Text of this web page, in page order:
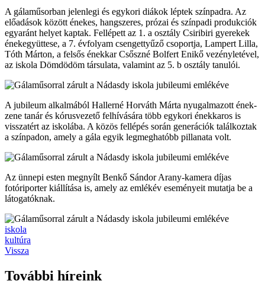
A gálaműsorban jelenlegi és egykori diákok léptek színpadra. Az
előadások között énekes, hangszeres, prózai és színpadi produkciók
egyaránt helyet kaptak. Fellépett az 1. a osztály Csiribiri gyerekek
énekegyüttese, a 7. évfolyam csengettyűző csoportja, Lampert Lilla,
Tóth Márton, a felsős énekkar Csőszné Bolfert Enikő vezényletével,
az iskola Dömdödöm társulata, valamint az 5. b osztály tanulói.
A jubileum alkalmából Hallerné Horváth Márta nyugalmazott ének-
zene tanár és kórusvezető felhívására több egykori énekkaros is
visszatért az iskolába. A közös fellépés során generációk találkoztak
a színpadon, amely a gála egyik legmeghatóbb pillanata volt.
Az ünnepi esten megnyílt Benkő Sándor Arany-kamera díjas
fotóriporter kiállítása is, amely az emlékév eseményeit mutatja be a
látogatóknak.
iskola
kultúra
Vissza
További híreink